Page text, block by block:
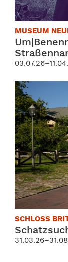
MUSEUM
SCHLOSS